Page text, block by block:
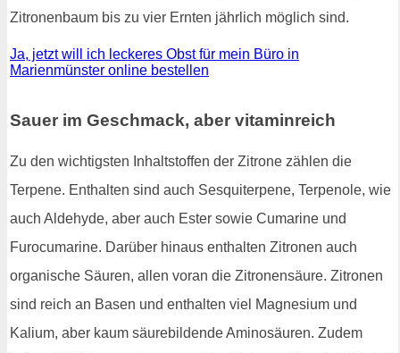
Zitronenbaum bis zu vier Ernten jährlich möglich sind.
Ja, jetzt will ich leckeres Obst für mein Büro in
Marienmünster online bestellen
Sauer im Geschmack, aber vitaminreich
Zu den wichtigsten Inhaltstoffen der Zitrone zählen die
Terpene. Enthalten sind auch Sesquiterpene, Terpenole, wie
auch Aldehyde, aber auch Ester sowie Cumarine und
Furocumarine. Darüber hinaus enthalten Zitronen auch
organische Säuren, allen voran die Zitronensäure. Zitronen
sind reich an Basen und enthalten viel Magnesium und
Kalium, aber kaum säurebildende Aminosäuren. Zudem